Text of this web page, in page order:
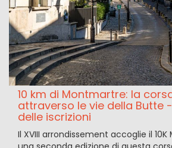
10 km di Montmartre: la
attraverso le vie della Butte
delle iscrizioni
Il XVIII arrondissement accoglie il